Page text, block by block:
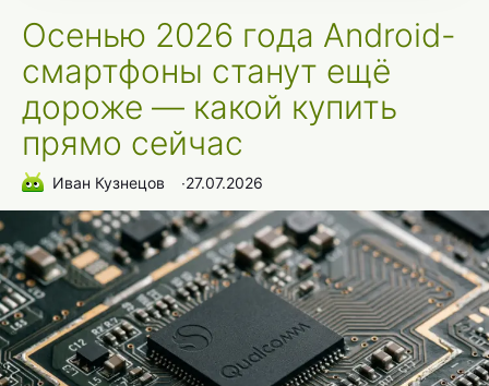
Осенью 2026 года Android-
смартфоны станут ещё
дороже — какой купить
прямо сейчас
Иван Кузнецов ∙27.07.2026